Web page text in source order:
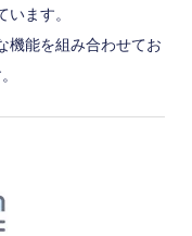
ます。
機能を組み合わせてお